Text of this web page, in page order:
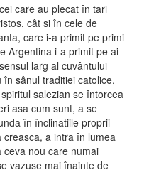
care au plecat în tari
cât si în cele de
care i-a primit pe primi
Argentina i-a primit pe ai
larg al cuvântului
sânul traditiei catolice,
salezian se întorcea
asa cum sunt, a se
în înclinatiile proprii
a intra în lumea
ceva nou care numai
vazuse mai înainte de